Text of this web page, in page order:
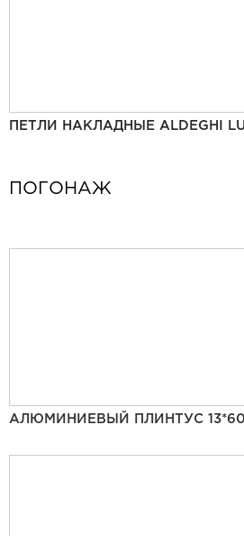
ПЕТЛИ НАКЛАДНЫЕ ALDEGHI
ПОГОНАЖ
АЛЮМИНИЕВЫЙ ПЛИНТУС